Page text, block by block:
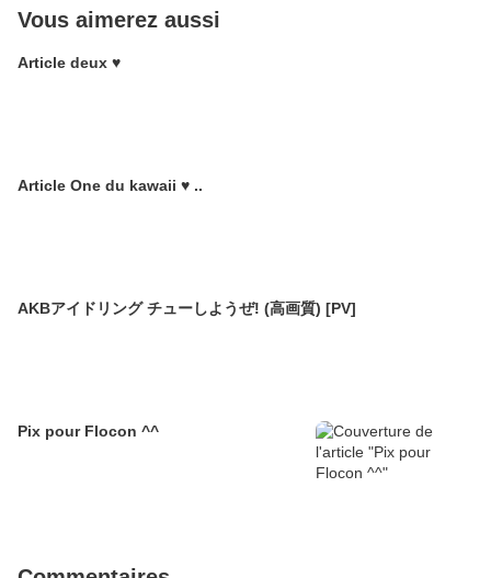
Vous aimerez aussi
Article deux ♥
Article One du kawaii ♥ ..
AKBアイドリング チューしようぜ! (高画質) [PV]
Pix pour Flocon ^^